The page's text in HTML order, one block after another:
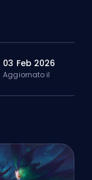
03 Feb 2026
Aggiornato il